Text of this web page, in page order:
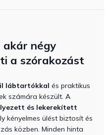
akár négy
a szórakozást
lábtartókkal és praktikus
számára készült. A
és lekerekített
kényelmes ülést biztosít és
közben. Minden hinta